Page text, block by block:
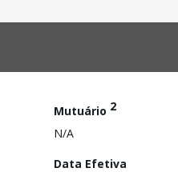
Mutuário 2
N/A
Data Efetiva